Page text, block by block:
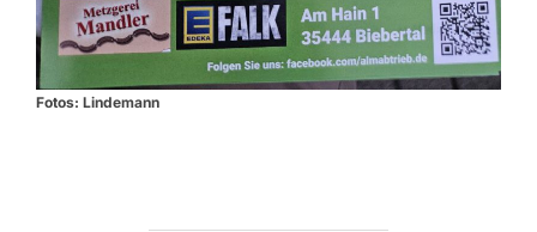
Fotos: Lindemann